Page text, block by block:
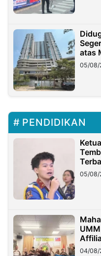
atas
05/08/
PENDIDIKAN
05/08/
04/08/